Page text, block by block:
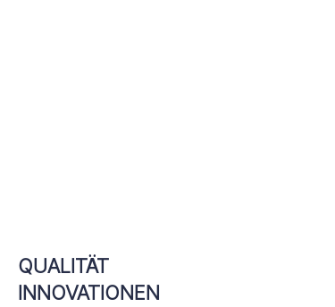
QUALITÄT
INNOVATIONEN